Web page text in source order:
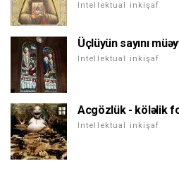
Intellektual inkişaf
Üçlüyün sayını
Intellektual inkişaf
Acgözlük - köləlik
Intellektual inkişaf